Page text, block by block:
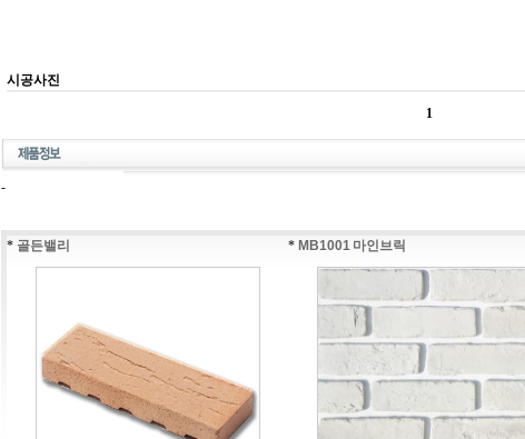
시공사진
1
-
* 골든밸리 * MB1001 마인브릭